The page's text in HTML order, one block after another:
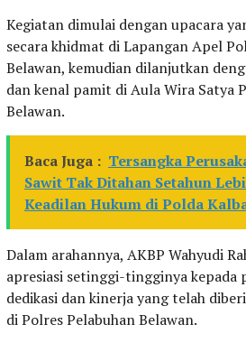
Kegiatan dimulai dengan upacara
secara khidmat di Lapangan Apel
Belawan, kemudian dilanjutkan
dan kenal pamit di Aula Wira Satya
Belawan.
Baca Juga : Tersangka
Sawit Tak Ditahan Setahun
Keadilan Hukum di Polda
Dalam arahannya, AKBP Wahyudi
apresiasi setinggi-tingginya kepada
dedikasi dan kinerja yang telah
di Polres Pelabuhan Belawan.